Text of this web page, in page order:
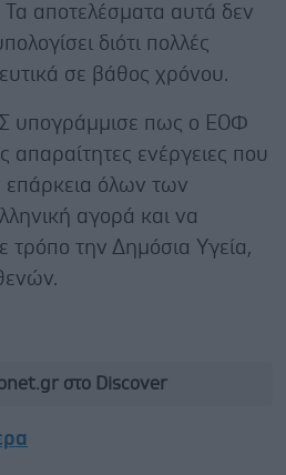
αποτελέσματα αυτά δεν
διότι πολλές
σε βάθος χρόνου.
υπογράμμισε πως ο ΕΟΦ
απαραίτητες ενέργειες που
επάρκεια όλων των
αγορά και να
τρόπο την Δημόσια Υγεία,
στο Discover